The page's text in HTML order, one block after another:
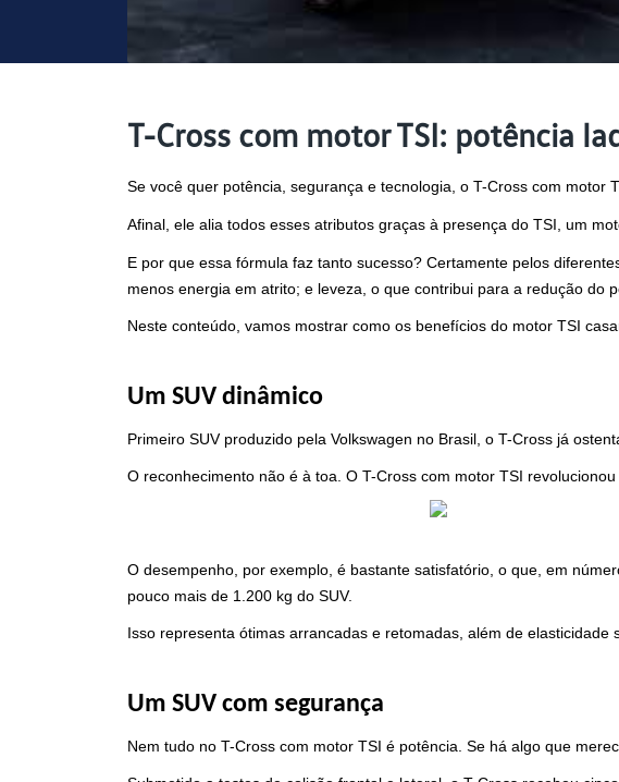
T-Cross com motor TSI: potência
Se você quer potência, segurança e tecnologia, o T-Cross com motor
Afinal, ele alia todos esses atributos graças à presença do TSI, um
E por que essa fórmula faz tanto sucesso? Certamente pelos
menos energia em atrito; e leveza, o que contribui para a redução do
Neste conteúdo, vamos mostrar como os benefícios do motor TSI
Um SUV dinâmico
Primeiro SUV produzido pela Volkswagen no Brasil, o T-Cross já
O reconhecimento não é à toa. O T-Cross com motor TSI
O desempenho, por exemplo, é bastante satisfatório, o que, em
pouco mais de 1.200 kg do SUV.
Isso representa ótimas arrancadas e retomadas, além de
Um SUV com segurança
Nem tudo no T-Cross com motor TSI é potência. Se há algo que